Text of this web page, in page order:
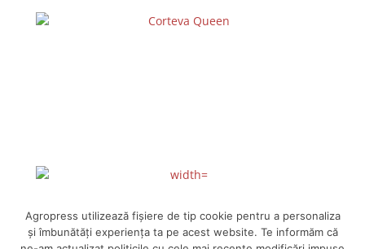
Agropress utilizează fişiere de tip cookie pentru a personaliza
și îmbunătăți experiența ta pe acest website. Te informăm că